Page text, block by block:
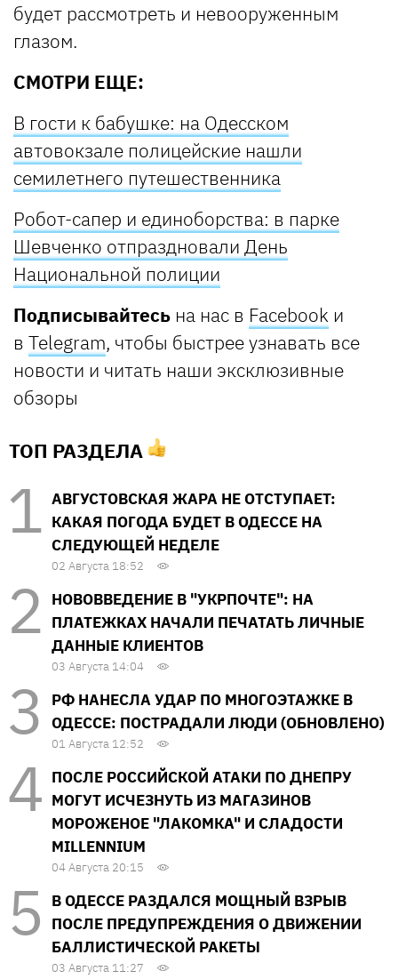
будет рассмотреть и невооруженным
глазом.
СМОТРИ ЕЩЕ:
В гости к бабушке: на Одесском
автовокзале полицейские нашли
семилетнего путешественника
Робот-сапер и единоборства: в парке
Шевченко отпраздновали День
Национальной полиции
Подписывайтесь на нас в Facebook и
в Telegram, чтобы быстрее узнавать все
новости и читать наши эксклюзивные
обзоры
ТОП РАЗДЕЛА
АВГУСТОВСКАЯ ЖАРА НЕ ОТСТУПАЕТ:
КАКАЯ ПОГОДА БУДЕТ В ОДЕССЕ НА
СЛЕДУЮЩЕЙ НЕДЕЛЕ
02 Августа 18:52
НОВОВВЕДЕНИЕ В "УКРПОЧТЕ": НА
ПЛАТЕЖКАХ НАЧАЛИ ПЕЧАТАТЬ ЛИЧНЫЕ
ДАННЫЕ КЛИЕНТОВ
03 Августа 14:04
РФ НАНЕСЛА УДАР ПО МНОГОЭТАЖКЕ В
ОДЕССЕ: ПОСТРАДАЛИ ЛЮДИ (ОБНОВЛЕНО)
01 Августа 12:52
ПОСЛЕ РОССИЙСКОЙ АТАКИ ПО ДНЕПРУ
МОГУТ ИСЧЕЗНУТЬ ИЗ МАГАЗИНОВ
МОРОЖЕНОЕ "ЛАКОМКА" И СЛАДОСТИ
MILLENNIUM
04 Августа 20:15
В ОДЕССЕ РАЗДАЛСЯ МОЩНЫЙ ВЗРЫВ
ПОСЛЕ ПРЕДУПРЕЖДЕНИЯ О ДВИЖЕНИИ
БАЛЛИСТИЧЕСКОЙ РАКЕТЫ
03 Августа 11:27